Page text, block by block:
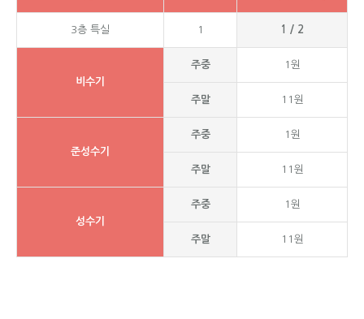
3층 특실 1 1 / 2
비수기
주중 1원
주말 11원
준성수기
주중 1원
주말 11원
성수기
주중 1원
주말 11원